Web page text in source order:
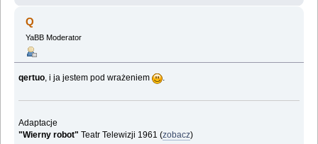
Q
YaBB Moderator
qertuo , i ja jestem pod wrażeniem
Adaptacje
"Wierny robot" Teatr Telewizji 1961 (zobacz)